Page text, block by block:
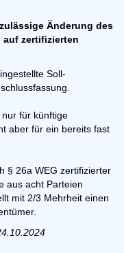
Änderung des
zertifizierten
Soll-
für künftige
aber für ein bereits fast
§ 26a WEG zertifizierter
aus acht Parteien
mit 2/3 Mehrheit einen